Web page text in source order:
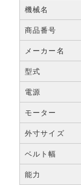
機械名
商品番号
メーカー名
型式
電源
モーター
外寸サイズ
ベルト幅
能力